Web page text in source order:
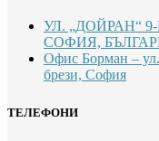
УЛ. „ДОЙРАН“
СОФИЯ,
Офис Борман –
брези, София
ТЕЛЕФОНИ